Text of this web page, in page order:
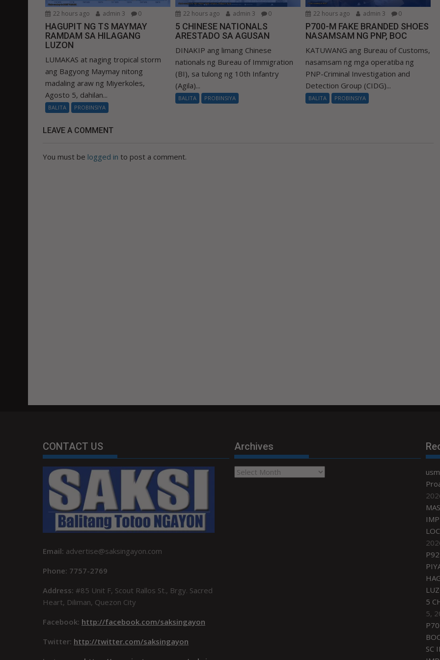
22 hours ago admin 3 0
HAGUPIT NG TS MAYMAY
RAMDAM SA HILAGANG
LUZON
LUMAKAS at naging tropical storm
ang Bagyong Maymay nitong
madaling araw ng Miyerkoles,
Agosto 5, dahilan...
BALITA PROBINSIYA
22 hours ago admin 3 0
5 CHINESE NATIONALS
ARESTADO SA AGUSAN
DINAKIP ang limang Chinese
nationals ng Bureau of Immigration
(BI), sa tulong ng 10th Infantry
(Agila)...
BALITA PROBINSIYA
22 hours ago admin 3 0
P700-M FAKE BRANDED SHOES
NASAMSAM NG PNP, BOC
KATUWANG ang Bureau of Customs,
nasamsam ng mga operatiba ng
PNP-Criminal Investigation and
Detection Group (CIDG)...
BALITA PROBINSIYA
LEAVE A COMMENT
You must be logged in to post a comment.
CONTACT US
Email: advertise@saksingayon.com
Phone: 7757-2769
Address: #85 Unit F, Scout Rallos St., Brgy. Sacred
Heart, Diliman, Quezon City
Facebook: http://facebook.com/saksingayon
Twitter: http://twitter.com/saksingayon
Archives
Archives
5
5,
SC